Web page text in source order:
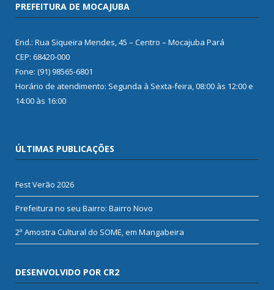
PREFEITURA DE MOCAJUBA
End.: Rua Siqueira Mendes, 45 – Centro – Mocajuba Pará
CEP: 68420-000
Fone: (91) 98565-6801
Horário de atendimento: Segunda à Sexta-feira, 08:00 às 12:00 e
14:00 às 16:00
ÚLTIMAS PUBLICAÇÕES
Fest Verão 2026
Prefeitura no seu Bairro: Bairro Novo
2ª Amostra Cultural do SOME, em Mangabeira
DESENVOLVIDO POR CR2